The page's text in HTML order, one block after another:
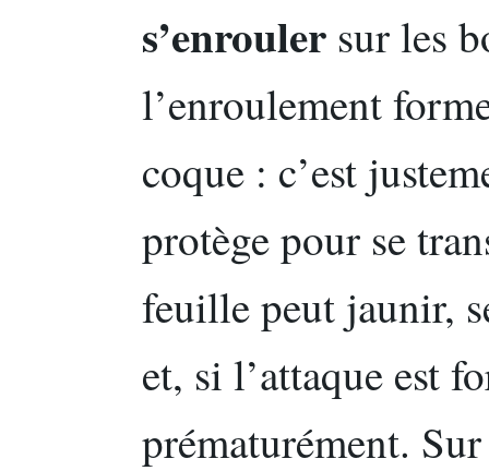
s’enrouler sur les
l’enroulement
coque : c’est
protège pour se
feuille peut jaunir,
et, si l’attaque est
prématurément.